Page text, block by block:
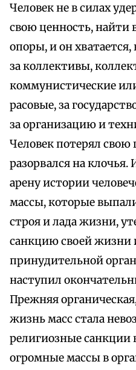
Человек не в силах
свою ценность,
опоры, и он хватается,
за коллективы,
коммунистические
расовые, за
за организацию и
Человек потерял свою
разорвался на
арену истории
массы, которые
строя и лада жизни,
санкцию своей жизни
принудительной
наступил
Прежняя
жизнь масс стала
религиозные санкции
огромные массы в